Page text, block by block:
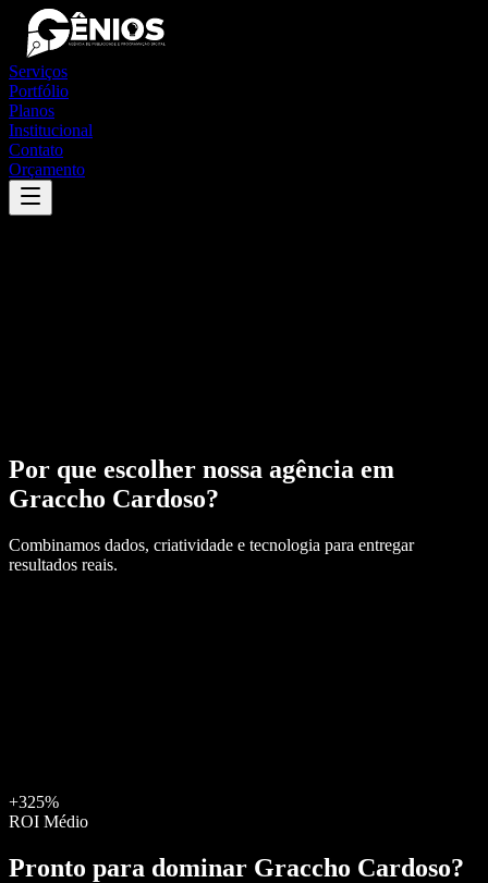
Serviços
Portfólio
Planos
Institucional
Contato
Orçamento
Por que escolher nossa agência em
Graccho Cardoso?
Combinamos dados, criatividade e tecnologia para entregar
resultados reais.
+325%
ROI Médio
Pronto para dominar Graccho Cardoso?